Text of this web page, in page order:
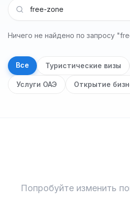
Ничего не найдено по запросу
Все Туристические визы
Услуги ОАЭ Открытие
Попробуйте изменить